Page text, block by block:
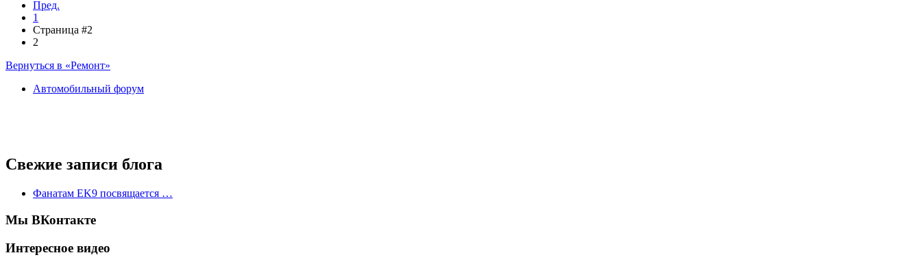
Пред.
1
Страница #2
2
Вернуться в «Ремонт»
Автомобильный форум
Свежие записи блога
Фанатам EK9 посвящается …
Мы ВКонтакте
Интересное видео